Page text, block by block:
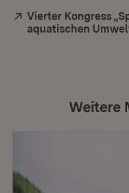
Extern:
Vierter Kongress
aquatischen
Weitere